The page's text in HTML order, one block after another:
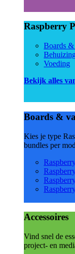
Raspberry
Boards &
Voeding
Bekijk alles
Boards &
Kies je type
bundles per
Accessoires
Vind snel de
project- en